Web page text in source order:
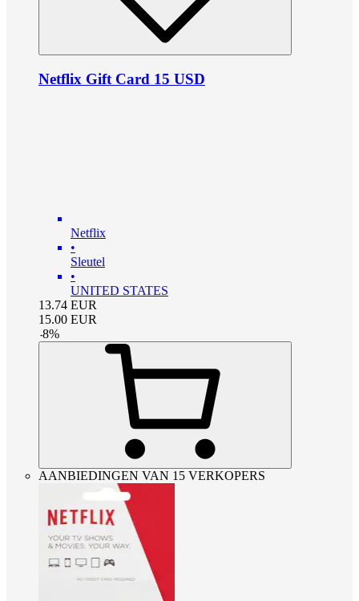
Netflix Gift Card 15 USD
Netflix
•
Sleutel
•
UNITED STATES
13.74 EUR
15.00 EUR
-8%
AANBIEDINGEN VAN 15 VERKOPERS